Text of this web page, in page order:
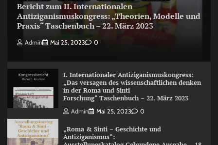
Bericht zum II. Internationalen
Antiziganismuskongress: „Theorien, Modelle und
Praxis“ Taschenbuch – 22. März 2023
Admin Mai 25, 2023 0
I. Internationaler Antiziganismuskongress:
„Das versagen des wissenschaftlichen denken
in der Roma und Sinti
Forschung“ Taschenbuch – 22. März 2023
Admin Mai 25, 2023 0
„Roma & Sinti – Geschichte und
Antiziganismus“: